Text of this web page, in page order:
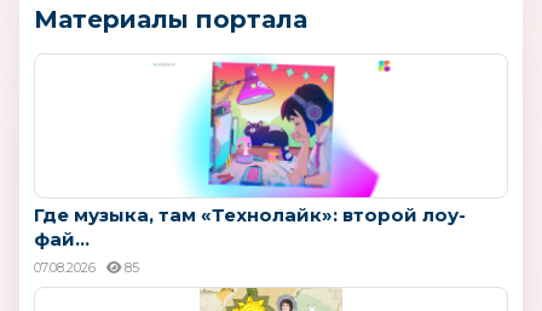
Материалы портала
Где музыка, там «Технолайк»: второй лоу-
фай...
07.08.2026 85